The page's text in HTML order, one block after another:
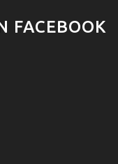
FACEBOOK